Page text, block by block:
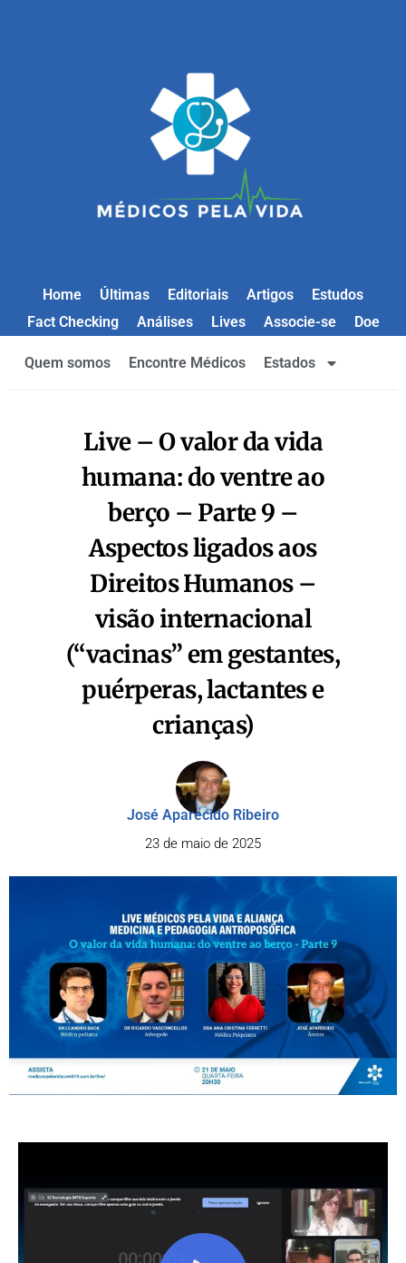
Home Últimas Editoriais Artigos
Estudos
Fact Checking
Análises Lives Associe-se Doe
Quem somos Encontre Médicos Estados
Live – O valor da vida
humana: do ventre ao
berço – Parte 9 –
Aspectos ligados aos
Direitos Humanos –
visão internacional
(“vacinas” em gestantes,
puérperas, lactantes e
crianças)
José Aparecido Ribeiro
23 de maio de 2025